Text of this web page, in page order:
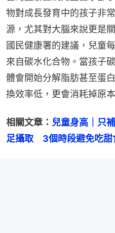
物對成長發育中的孩子非
源，尤其對大腦來說更是
國民健康署的建議，兒童
來自碳水化合物。當孩子
體會開始分解脂肪甚至蛋
換效率低，更會消耗掉原
相關文章： 兒童身高｜只
足攝取　3個時段避免吃甜